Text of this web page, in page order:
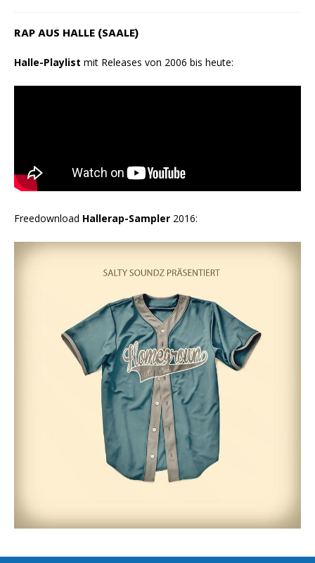
RAP AUS HALLE (SAALE)
Halle-Playlist mit Releases von 2006 bis heute:
Freedownload Hallerap-Sampler 2016: